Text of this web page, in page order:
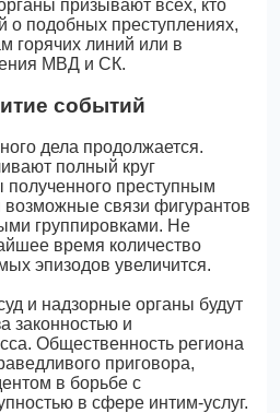
призывают всех, кто
о подобных преступлениях,
горячих линий или в
МВД и СК.
событий
дела продолжается.
полный круг
преступным
связи фигурантов
группировками. Не
время количество
эпизодов увеличится.
и надзорные органы будут
законностью и
Общественность региона
приговора,
в борьбе с
в сфере интим-услуг.